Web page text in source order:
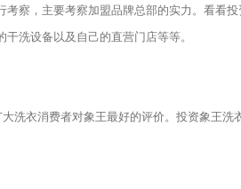
，主要考察加盟品牌总部的实力。看看投
洗设备以及自己的直营门店等等。
衣消费者对象王最好的评价。投资象王洗